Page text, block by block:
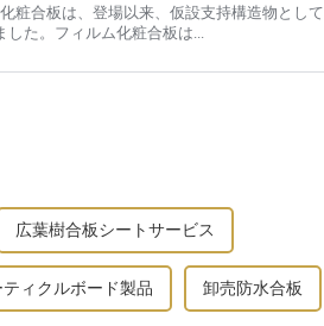
粧合板は、登場以来、仮設支持構造物として
た。フィルム化粧合板は...
広葉樹合板シートサービス
ィクルボード製品 卸売防水合板